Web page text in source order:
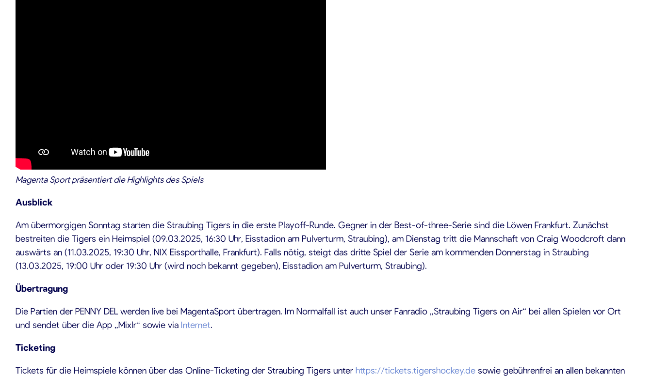
Magenta Sport präsentiert die Highlights des Spiels
Ausblick
Am übermorgigen Sonntag starten die Straubing Tigers in die erste Playoff-Runde. Gegner in der Best-of-three-Serie sind die Löwen Frankfurt. Zunächst
bestreiten die Tigers ein Heimspiel (09.03.2025, 16:30 Uhr, Eisstadion am Pulverturm, Straubing), am Dienstag tritt die Mannschaft von Craig Woodcroft dann
auswärts an (11.03.2025, 19:30 Uhr, NIX Eissporthalle, Frankfurt). Falls nötig, steigt das dritte Spiel der Serie am kommenden Donnerstag in Straubing
(13.03.2025, 19:00 Uhr oder 19:30 Uhr (wird noch bekannt gegeben), Eisstadion am Pulverturm, Straubing).
Übertragung
Die Partien der PENNY DEL werden live bei MagentaSport übertragen. Im Normalfall ist auch unser Fanradio „Straubing Tigers on Air“ bei allen Spielen vor Ort
und sendet über die App „Mixlr“ sowie via Internet.
Ticketing
Tickets für die Heimspiele können über das Online-Ticketing der Straubing Tigers unter https://tickets.tigershockey.de sowie gebührenfrei an allen bekannten